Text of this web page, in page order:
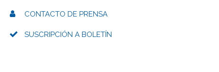
CONTACTO DE PRENSA
SUSCRIPCIÓN A BOLETÍN